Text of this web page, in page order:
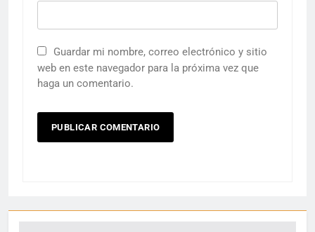
Guardar mi nombre, correo electrónico y sitio
web en este navegador para la próxima vez que
haga un comentario.